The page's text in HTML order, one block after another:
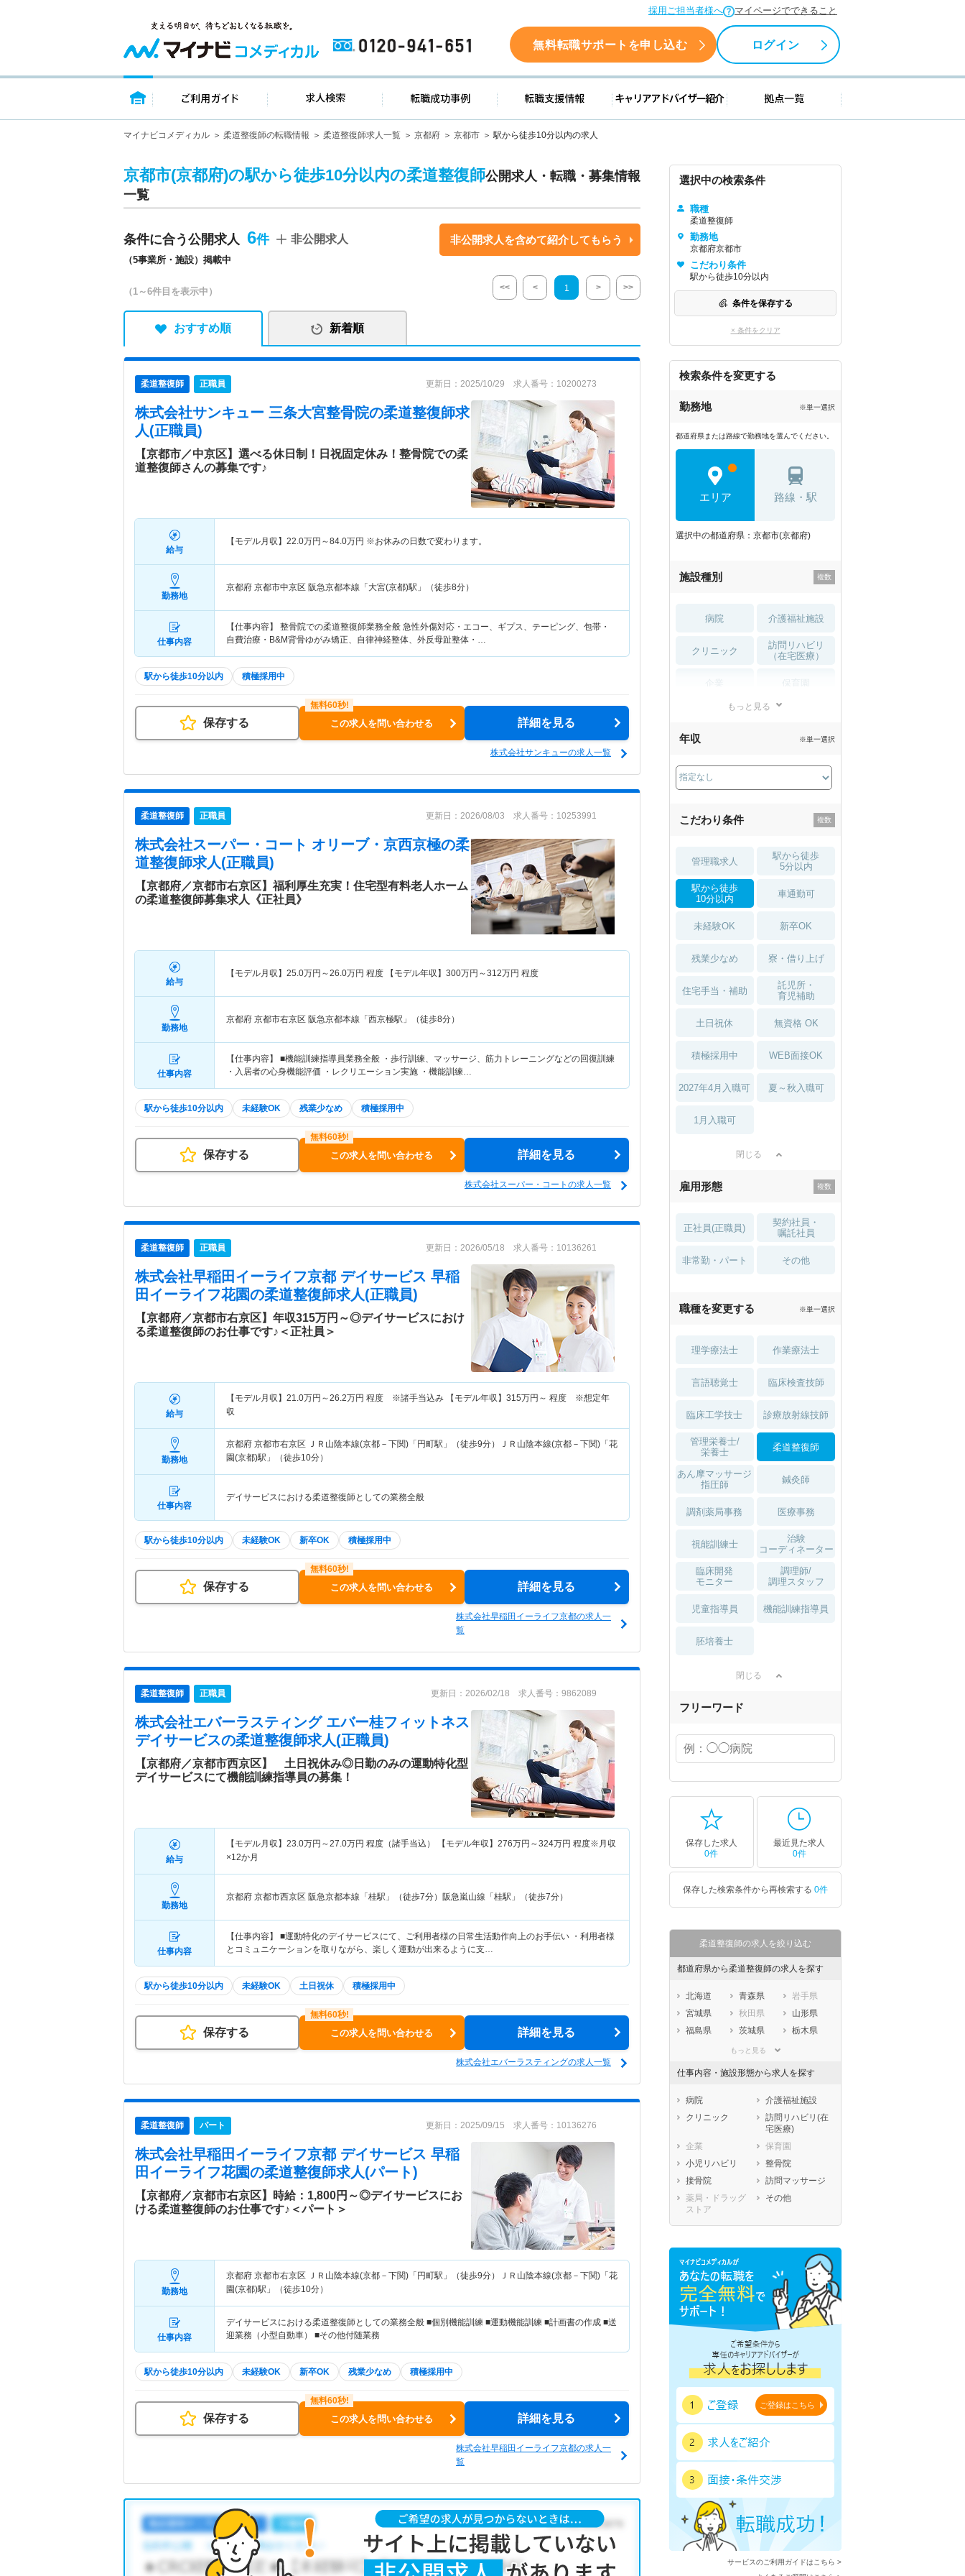
採用ご担当者様へ マイページでできること
0120-941-651 無料転職サポートを申し込む ログイン
トップページ ご利用ガイド 求人検索 転職成功事例 転職支援情報 キャリアアドバイザー紹介 拠点一覧
マイナビコメディカル 柔道整復師の転職情報 柔道整復師求人一覧 京都府 京都市 駅から徒歩10分以内の求人
京都市(京都府)の駅から徒歩10分以内の柔道整復師公開求人・転職・募集情報
一覧
条件に合う公開求人 6
（5事業所・施設）掲載中
非公開求人 非公開求人を含めて紹介してもらう
（1～6件目を表示中） << < 1 > >>
おすすめ順 新着順
柔道整復師 正職員 更新日：2025/10/29 求人番号：10200273
株式会社サンキュー 三条大宮整骨院の柔道整復師求
人(正職員)
【京都市／中京区】選べる休日制！日祝固定休み！整骨院での柔
道整復師さんの募集です♪
給与
【モデル月収】 22.0万円～84.0万円 ※お休みの日数で変わります。
勤務地
京都府 京都市中京区 阪急京都本線「大宮(京都)駅」（徒歩8分）
仕事内容
【仕事内容】 整骨院での柔道整復師業務全般 急性外傷対応・エコー、ギプス、テーピング、包帯・
自費治療・B&M背骨ゆがみ矯正、自律神経整体、外反母趾整体・…
駅から徒歩10分以内 積極採用中
保存する この求人を問い合わせる 詳細を見る
株式会社サンキューの求人一覧
柔道整復師 正職員 更新日：2026/08/03 求人番号：10253991
株式会社スーパー・コート オリーブ・京西京極の柔
道整復師求人(正職員)
【京都府／京都市右京区】福利厚生充実！住宅型有料老人ホーム
の柔道整復師募集求人《正社員》
給与
【モデル月収】 25.0万円～26.0万円 程度 【モデル年収】 300万円～312万円 程度
勤務地
京都府 京都市右京区 阪急京都本線「西京極駅」（徒歩8分）
仕事内容
【仕事内容】 ■機能訓練指導員業務全般 ・歩行訓練、マッサージ、筋力トレーニングなどの回復訓練
・入居者の心身機能評価 ・レクリエーション実施 ・機能訓練…
駅から徒歩10分以内 未経験OK 残業少なめ 積極採用中
保存する この求人を問い合わせる 詳細を見る
株式会社スーパー・コートの求人一覧
柔道整復師 正職員 更新日：2026/05/18 求人番号：10136261
株式会社早稲田イーライフ京都 デイサービス 早稲
田イーライフ花園の柔道整復師求人(正職員)
【京都府／京都市右京区】年収315万円～◎デイサービスにおけ
る柔道整復師のお仕事です♪＜正社員＞
給与
【モデル月収】 21.0万円～26.2万円 程度 ※諸手当込み 【モデル年収】 315万円～ 程度 ※想定年
収
勤務地
京都府 京都市右京区 ＪＲ山陰本線(京都－下関)「円町駅」（徒歩9分）ＪＲ山陰本線(京都－下関)「花
園(京都)駅」（徒歩10分）
仕事内容
デイサービスにおける柔道整復師としての業務全般
駅から徒歩10分以内 未経験OK 新卒OK 積極採用中
保存する この求人を問い合わせる 詳細を見る
株式会社早稲田イーライフ京都の求人一
覧
柔道整復師 正職員 更新日：2026/02/18 求人番号：9862089
株式会社エバーラスティング エバー桂フィットネス
デイサービスの柔道整復師求人(正職員)
【京都府／京都市西京区】 土日祝休み◎日勤のみの運動特化型
デイサービスにて機能訓練指導員の募集！
給与
【モデル月収】 23.0万円～27.0万円 程度（諸手当込） 【モデル年収】 276万円～324万円 程度※月収
×12か月
勤務地
京都府 京都市西京区 阪急京都本線「桂駅」（徒歩7分）阪急嵐山線「桂駅」（徒歩7分）
仕事内容
【仕事内容】 ■運動特化のデイサービスにて、ご利用者様の日常生活動作向上のお手伝い ・利用者様
とコミュニケーションを取りながら、楽しく運動が出来るように支…
駅から徒歩10分以内 未経験OK 土日祝休 積極採用中
保存する この求人を問い合わせる 詳細を見る
株式会社エバーラスティングの求人一覧
柔道整復師 パート 更新日：2025/09/15 求人番号：10136276
株式会社早稲田イーライフ京都 デイサービス 早稲
田イーライフ花園の柔道整復師求人(パート)
【京都府／京都市右京区】時給：1,800円～◎デイサービスにお
ける柔道整復師のお仕事です♪＜パート＞
勤務地
京都府 京都市右京区 ＪＲ山陰本線(京都－下関)「円町駅」（徒歩9分）ＪＲ山陰本線(京都－下関)「花
園(京都)駅」（徒歩10分）
仕事内容
デイサービスにおける柔道整復師としての業務全般 ■個別機能訓練 ■運動機能訓練 ■計画書の作成 ■送
迎業務（小型自動車） ■その他付随業務
駅から徒歩10分以内 未経験OK 新卒OK 残業少なめ 積極採用中
保存する この求人を問い合わせる 詳細を見る
株式会社早稲田イーライフ京都の求人一
覧
選択中の検索条件
職種
柔道整復師
勤務地
京都府京都市
こだわり条件
駅から徒歩10分以内
条件を保存する
× 条件をクリア
検索条件を変更する
勤務地 ※単一選択
都道府県または路線で勤務地を選んでください。
エリア 路線・駅
選択中の都道府県：京都市(京都府)
施設種別
病院 介護福祉施設
クリニック
訪問リハビリ
（在宅医療）
薬局・
もっと見る
年収 ※単一選択
こだわり条件
管理職求人
駅から徒歩
5分以内
駅から徒歩
10分以内
車通勤可
未経験OK 新卒OK
残業少なめ 寮・借り上げ
住宅手当・補助
託児所・
育児補助
土日祝休 無資格 OK
積極採用中 WEB面接OK
2027年4月入職可 夏～秋入職可
1月入職可
閉じる
雇用形態
正社員(正職員)
契約社員・
嘱託社員
非常勤・パート その他
職種を変更する ※単一選択
理学療法士 作業療法士
言語聴覚士 臨床検査技師
臨床工学技士 診療放射線技師
管理栄養士/
栄養士
柔道整復師
あん摩マッサージ
指圧師
鍼灸師
調剤薬局事務 医療事務
視能訓練士
治験
コーディネーター
臨床開発
モニター
調理師/
調理スタッフ
児童指導員 機能訓練指導員
胚培養士
閉じる
フリーワード
保存した求人
0件
最近見た求人
0件
保存した検索条件から再検索する 0件
柔道整復師の求人を絞り込む
都道府県から柔道整復師の求人を探す
北海道 青森県
岩手県
宮城県
秋田県
山形県
福島県
茨城県
栃木県
埼玉県
石川県
福井県
岐阜県
静岡県
愛知県
三重県
大阪府
兵庫県
奈良県
鳥取県
島根県
広島県
山口県
徳島県
香川県
愛媛県
もっと見る
仕事内容・施設形態から求人を探す
病院
介護福祉施設
クリニック
訪問リハビリ(在
宅医療)
企業
保育園
小児リハビリ
整骨院
接骨院
訪問マッサージ
薬局・ドラッグ
ストア
その他
ご登録はこちら
サービスのご利用ガイドはこちら >